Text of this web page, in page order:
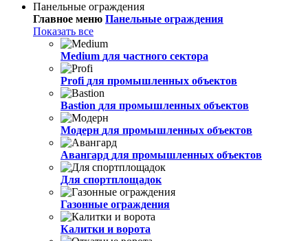
Панельные ограждения
Главное меню Панельные ограждения
Показать все
Medium для частного сектора
Profi для промышленных объектов
Bastion для промышленных объектов
Модерн для промышленных объектов
Авангард для промышленных объектов
Для спортплощадок
Газонные ограждения
Калитки и ворота